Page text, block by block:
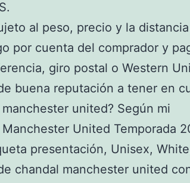
al peso, precio y la
por cuenta del comprador y
giro postal o Western
buena reputación a tener en
united? Según mi
United Temporada
presentación, Unisex,
chandal manchester united